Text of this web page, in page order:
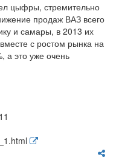
цыфры, стремительно
продаж ВАЗ всего
и самары, в 2013 их
с ростом рынка на
а это уже очень